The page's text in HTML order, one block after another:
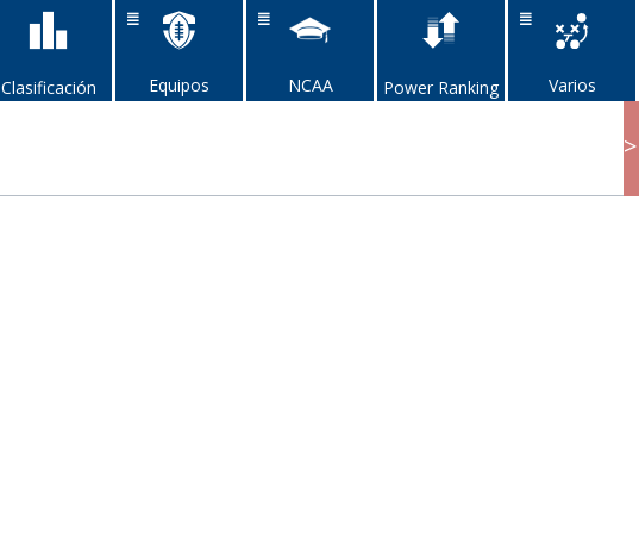
Varios
Power Ranking
NCAA
Equipos
Clasificación
>